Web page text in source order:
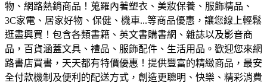
物、網路熱銷商品！蒐羅內著塑衣、美妝保養、服飾精品、
3C家電、居家好物、保健、機車...等商品優惠，讓您線上輕鬆
逛盡興買！ 包含各類書籍、英文書購書網、雜誌以及影音商
品，百貨涵蓋文具、禮品、服飾配件、生活用品。歡迎您來網
路書店買書，天天都有特價優惠！ 提供豐富的精緻商品，最安
全付款機制及便利的配送方式，創造更聰明、快樂、精彩消費